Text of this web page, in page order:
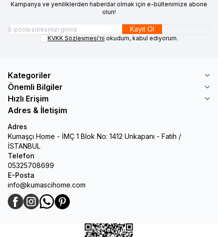
Kampanya ve yeniliklerden haberdar olmak için e-bültenimize abone
olun!
Kayıt Ol
KVKK Sözleşmesi'ni okudum, kabul ediyorum.
Kategoriler
Önemli Bilgiler
Hızlı Erişim
Adres & İletişim
Adres
Kumaşçı Home - İMÇ 1 Blok No: 1412 Unkapanı - Fatih /
İSTANBUL
Telefon
05325708699
E-Posta
info@kumascihome.com
Facebook
InstagramWhatsApp
Pinterest